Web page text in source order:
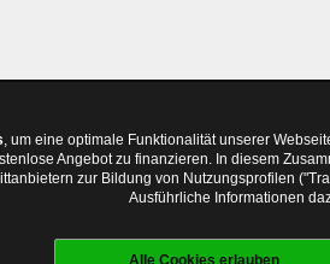
, um eine optimale Funktionalität unserer
Angebot zu finanzieren. In diesem
zur Bildung von Nutzungsprofilen
Ausführliche Informationen
Alle Cookies erlauben